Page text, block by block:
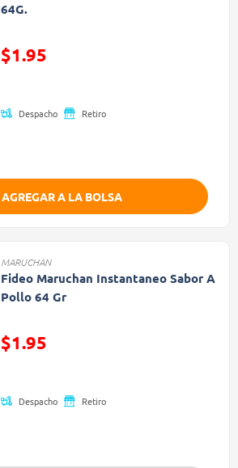
64G.
Precio reducido de
$1.95
Despacho Retiro
AGREGAR A LA BOLSA
MARUCHAN
Fideo Maruchan Instantaneo Sabor A
Pollo 64 Gr
Precio reducido de
$1.95
Despacho Retiro